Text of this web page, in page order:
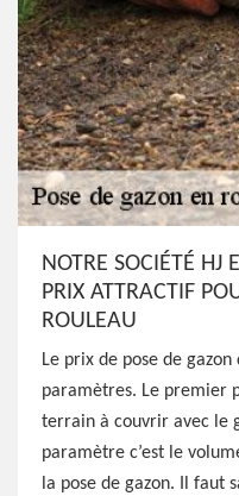
NOTRE SOCIÉTÉ HJ
PRIX ATTRACTIF
ROULEAU
Le prix de pose de
paramètres. Le premier
terrain à couvrir avec le
paramètre c’est le
la pose de gazon. Il faut